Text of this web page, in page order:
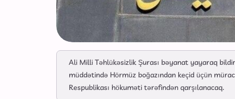
Ali Milli Təhlükəsizlik Şurası bəyanat yayaraq
müddətində Hörmüz boğazından keçid üçün
Respublikası hökuməti tərəfindən qarşılanacaq.